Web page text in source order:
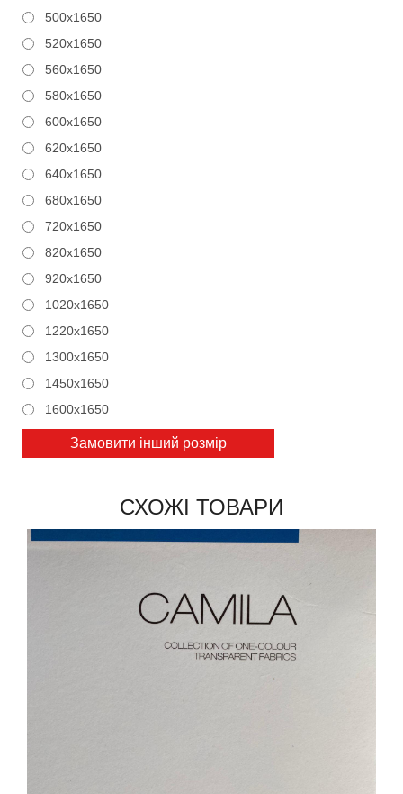
500x1650
520x1650
560x1650
580x1650
600x1650
620x1650
640x1650
680x1650
720x1650
820x1650
920x1650
1020x1650
1220x1650
1300x1650
1450x1650
1600x1650
Замовити інший розмір
СХОЖІ ТОВАРИ